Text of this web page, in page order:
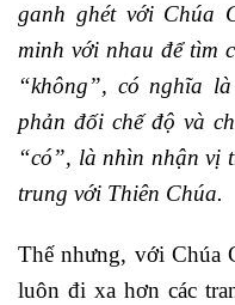
ganh ghét với Chúa
minh với nhau để tìm
“không”, có nghĩa
phản đối chế độ và
“có”, là nhìn nhận vị
trung với Thiên Chúa.
Thế nhưng, với Chúa
luôn đi xa hơn các